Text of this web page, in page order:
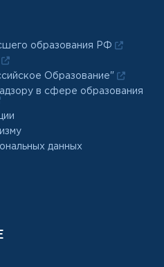
образования РФ
Образование"
в сфере образования
данных